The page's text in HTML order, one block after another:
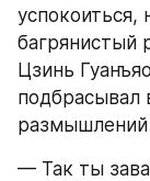
успокоиться,
багрянистый
Цзинь
подбрасывал
размышлений
— Так ты